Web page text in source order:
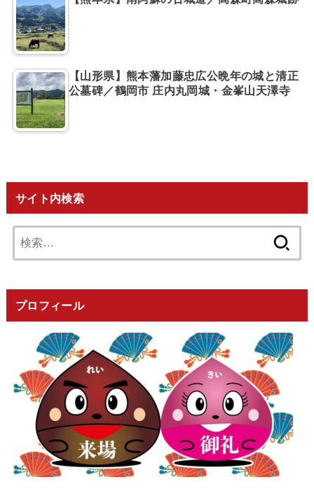
【山形県】熊本藩加藤忠広公晩年の城と清正
公墓碑／鶴岡市 庄内丸岡城・金峯山天澤寺
サイト内検索
索:
プロフィール